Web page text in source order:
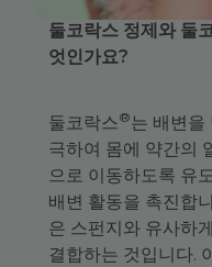
둘코락스 정제와 둘
엇인가요?
둘코락스®는 배변을
극하여 몸에 약간의
으로 이동하도록 유
배변 활동을 촉진합
은 스펀지와 유사하
결합하는 것입니다.